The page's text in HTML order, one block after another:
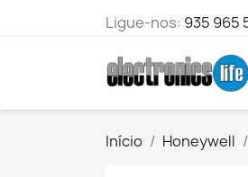
Ligue-nos: 935 965
Início Honeywell